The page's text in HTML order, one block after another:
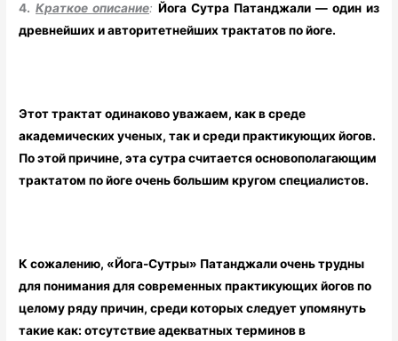
4. Краткое описание:Йога Сутра Патанджали — один из
древнейших и авторитетнейших трактатов по йоге.
Этот трактат одинаково уважаем, как в среде
академических ученых, так и среди практикующих йогов.
По этой причине, эта сутра считается основополагающим
трактатом по йоге очень большим кругом специалистов.
К сожалению, «Йога-Сутры» Патанджали очень трудны
для понимания для современных практикующих йогов по
целому ряду причин, среди которых следует упомянуть
такие как: отсутствие адекватных терминов в